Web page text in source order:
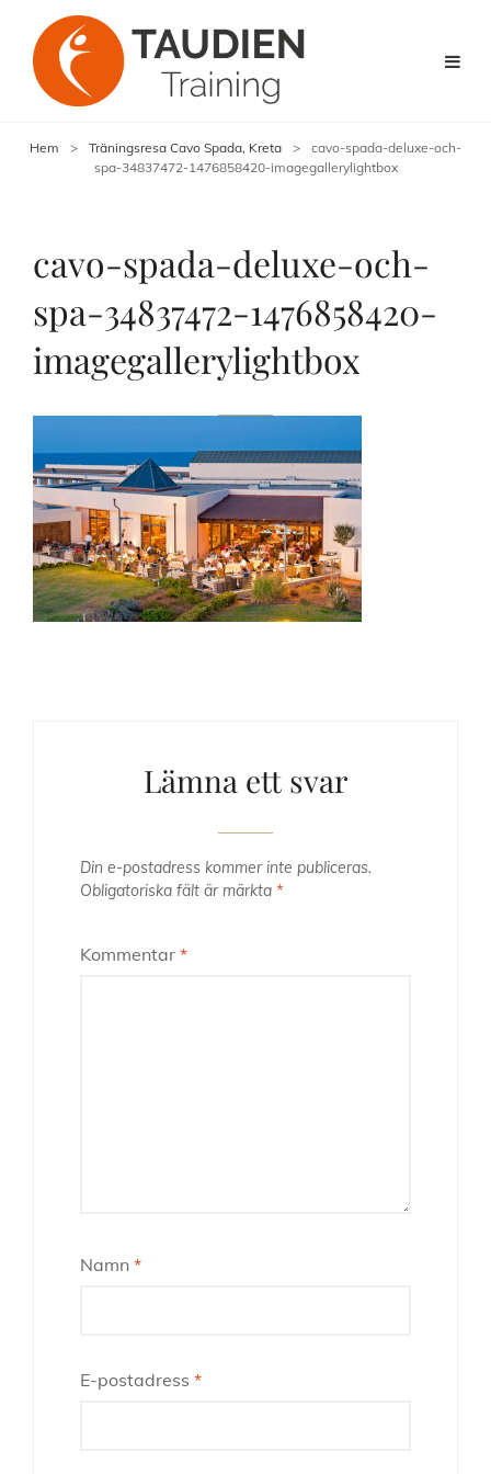
Hem > Träningsresa Cavo Spada, Kreta >
cavo-spada-deluxe-och-
spa-34837472-1476858420-imagegallerylightbox
cavo-spada-deluxe-och-
spa-34837472-1476858420-
imagegallerylightbox
Lämna ett svar
Din e-postadress kommer inte publiceras.
Obligatoriska fält är märkta *
Kommentar *
Namn *
E-postadress *